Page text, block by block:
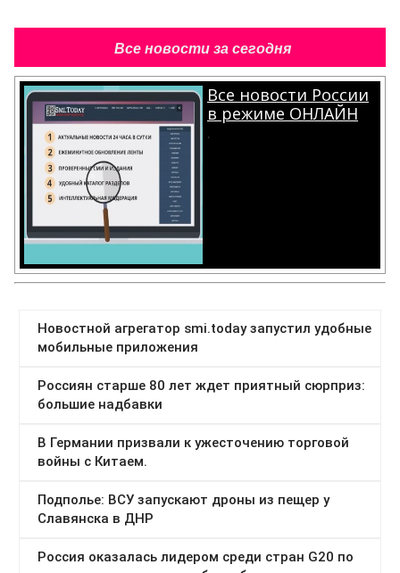
Все новости за сегодня
Все новости России
в режиме ОНЛАЙН
.